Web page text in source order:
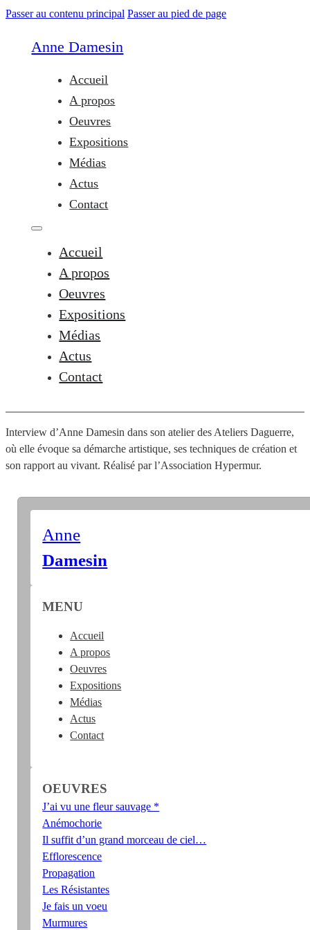
Passer au contenu principal Passer au pied de page
Anne Damesin
Accueil
A propos
Oeuvres
Expositions
Médias
Actus
Contact
Accueil
A propos
Oeuvres
Expositions
Médias
Actus
Contact
Interview d’Anne Damesin dans son atelier des Ateliers Daguerre,
où elle évoque sa démarche artistique, ses techniques de création et
son rapport au vivant. Réalisé par l’Association Hypermur.
Anne
Damesin
MENU
Accueil
A propos
Oeuvres
Expositions
Médias
Actus
Contact
OEUVRES
J’ai vu une fleur sauvage *
Anémochorie
Il suffit d’un grand morceau de ciel…
Efflorescence
Propagation
Les Résistantes
Je fais un voeu
Murmures